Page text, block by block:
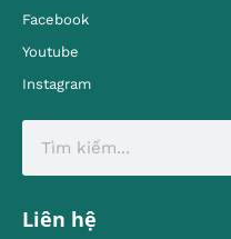
Facebook
Youtube
Instagram
Liên hệ